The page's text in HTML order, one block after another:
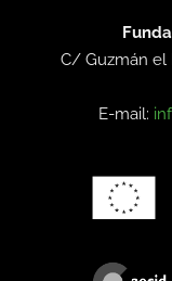
C/ Guzmán el
E-mail: